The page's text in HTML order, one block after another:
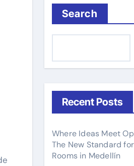
Search
Recent Posts
Where Ideas Meet
The New Standard
Rooms in Medellín